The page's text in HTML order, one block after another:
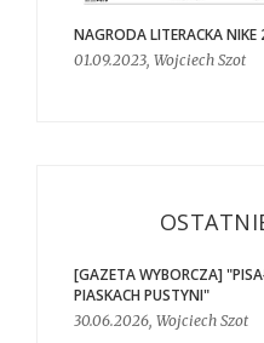
NAGRODA LITERACKA
01.09.2023, Wojciech Szot
[GAZETA WYBORCZA]
PIASKACH PUSTYNI"
30.06.2026, Wojciech Szot